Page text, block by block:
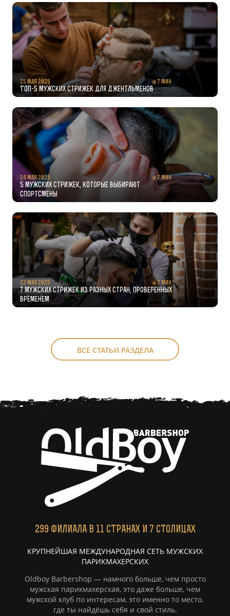
25 мая 2025 7 мин
Топ-5 мужских стрижек для джентльменов
24 мая 2025 7 мин
5 мужских стрижек, которые выбирают
спортсмены
22 мая 2025 7 мин
7 мужских стрижек из разных стран, проверенных
временем
ВСЕ СТАТЬИ РАЗДЕЛА
299 ФИЛИАЛАВ 11 СТРАНАХ И 7 СТОЛИЦАХ
КРУПНЕЙШАЯ МЕЖДУНАРОДНАЯ СЕТЬ МУЖСКИХ
ПАРИКМАХЕРСКИХ
Oldboy Barbershop — намного больше, чем просто
мужская парикмахерская, это даже больше, чем
мужской клуб по интересам, это именно то место,
где ты найдёшь себя и свой стиль.